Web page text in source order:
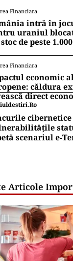
Financiara
intră în
uraniul
de peste
Financiara
economic
căldura
direct
scenariul
Articole